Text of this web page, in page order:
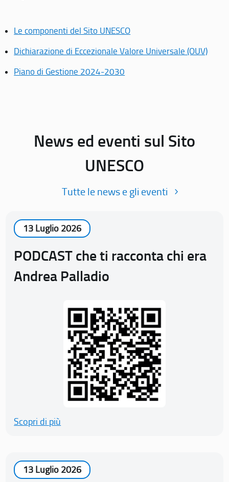
Le componenti del Sito UNESCO
Dichiarazione di Eccezionale Valore Universale (OUV)
Piano di Gestione 2024-2030
News ed eventi sul Sito
UNESCO
Tutte le news e gli eventi
13 Luglio 2026
PODCAST che ti racconta chi era
Andrea Palladio
Scopri di più
13 Luglio 2026